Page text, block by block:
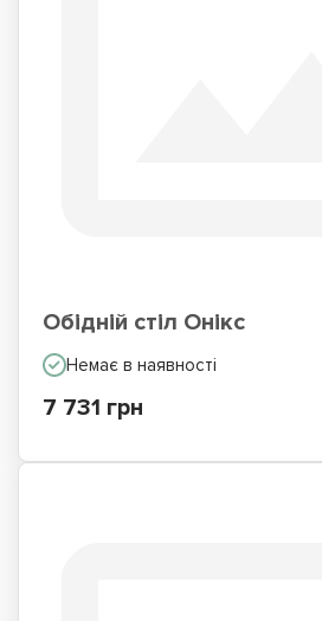
Обідній стіл Онікс
Немає в наявності
7 731 грн